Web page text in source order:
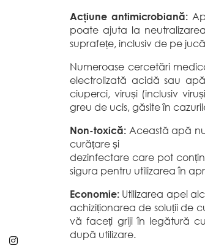
Acțiune antimicrobiană:
poate ajuta la
suprafețe, inclusiv de pe
Numeroase cercetări
electrolizată acidă sau
ciuperci, viruși (inclusiv
greu de ucis, găsite în
Non-toxică: Această apă
curățare și
dezinfectare care pot
sigura pentru utilizarea în
Economie: Utilizarea apei
achiziționarea de soluții de
vă faceți griji în legătură
după utilizare.